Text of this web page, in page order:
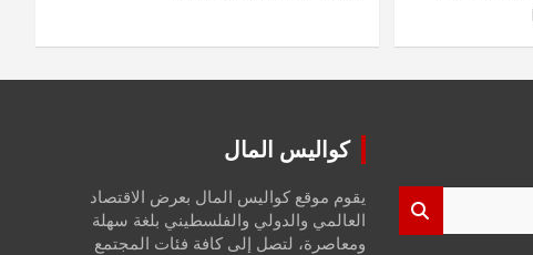
كواليس المال
يقوم موقع كواليس المال بعرض الاقتصاد
العالمي والدولي والفلسطيني بلغة سهلة
ومعاصرة، لتصل إلى كافة فئات المجتمع